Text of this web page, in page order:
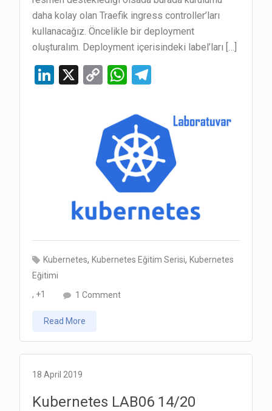
daha kolay olan Traefik ingress controller’ları
kullanacağız. Öncelikle bir deployment
oluşturalım. Deployment içerisindeki label’ları […]
Li
X
C
py
Li
n
k
W
at
s
A
p
p
gr
a
m
Kubernetes,Kubernetes Eğitim Serisi,Kubernetes
Eğitimi
, +1
1 Commenton
18/20
Read More
18 April 2019
Kubernetes LAB06 14/20